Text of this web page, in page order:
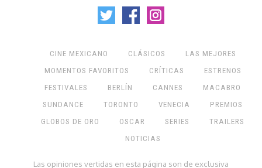
CINE MEXICANO CLÁSICOS
LAS MEJORES
MOMENTOS FAVORITOS
CRÍTICAS
ESTRENOS
FESTIVALES
BERLÍN CANNES
MACABRO
SUNDANCE
TORONTO VENECIA
PREMIOS
GLOBOS DE ORO
OSCAR SERIES
TRAILERS
NOTICIAS
Las opiniones vertidas en esta página son de exclusiva